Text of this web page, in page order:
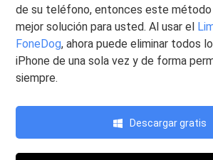
de su teléfono, entonces este método
mejor solución para usted. Al usar el
FoneDog, ahora puede eliminar todos
iPhone de una sola vez y de forma
siempre.
Descargar gratis